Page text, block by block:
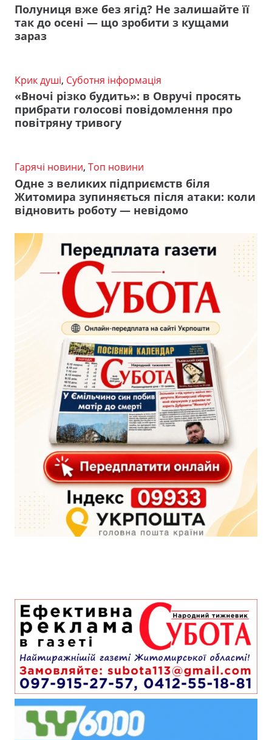
Полуниця вже без ягід? Не залишайте її
так до осені — що зробити з кущами
зараз
Крик душі, Суботня інформація
«Вночі різко будить»: в Овручі просять
прибрати голосові повідомлення про
повітряну тривогу
Гарячі новини, Топ новини
Одне з великих підприємств біля
Житомира зупиняється після атаки: коли
відновить роботу — невідомо